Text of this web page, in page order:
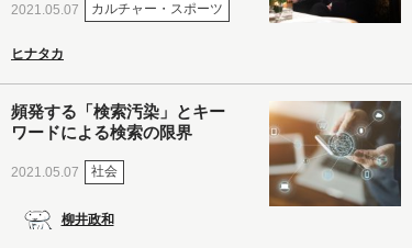
2021.05.07 カルチャー・スポーツ
ヒナタカ
頻発する「検索汚染」とキー
ワードによる検索の限界
2021.05.07 社会
柳井政和